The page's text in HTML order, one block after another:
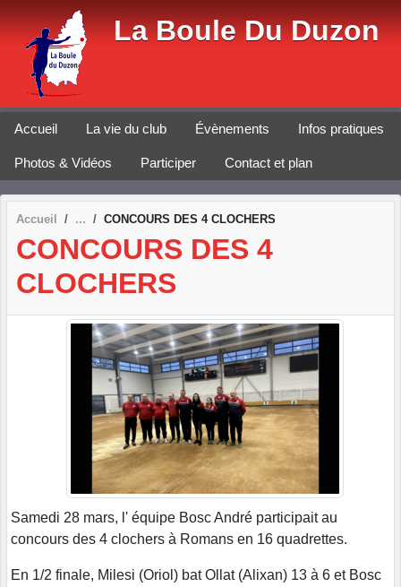
La Boule Du Duzon
Accueil La vie du club Évènements Infos pratiques
Photos & Vidéos Participer Contact et plan
Accueil CONCOURS DES 4 CLOCHERS
CONCOURS DES 4
CLOCHERS
Samedi 28 mars, l' équipe Bosc André participait au
concours des 4 clochers à Romans en 16 quadrettes.
En 1/2 finale, Milesi (Oriol) bat Ollat (Alixan) 13 à 6 et Bosc
Panneau de gestion des cookies